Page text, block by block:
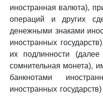
иностранная валюта),
операций и других
денежными знаками
иностранных
их подлинности
сомнительная монета),
банкнотами
иностранных